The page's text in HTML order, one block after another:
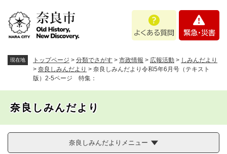
。
あ
問
・
現在地 トップページ > 分類でさがす > 市政情報 > 広報活動 > しみんだより
> 奈良しみんだより > 奈良しみんだより令和5年6月号（テキスト
版）2-5ページ 特集：
奈良しみんだより
奈良しみんだよりメニュー